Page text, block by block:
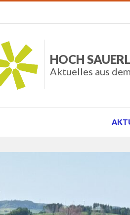
HOCH
Aktuelles aus